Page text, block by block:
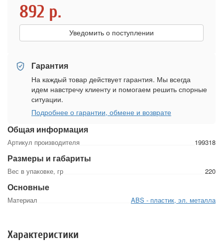
Общая информация
Артикул производителя 199318
Размеры и габариты
Вес в упаковке, гр 220
Основные
Материал ABS - пластик, эл. металла
892 р.
Уведомить о поступлении
Гарантия
На каждый товар действует гарантия. Мы всегда
идем навстречу клиенту и помогаем решить спорные
ситуации.
Подробнее о гарантии, обмене и возврате
Характеристики